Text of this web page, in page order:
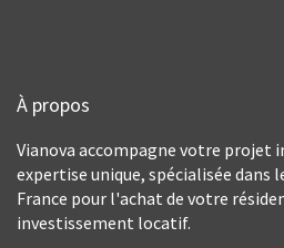
À propos
Vianova accompagne votre projet
expertise unique, spécialisée dans
France pour l'achat de votre
investissement locatif.